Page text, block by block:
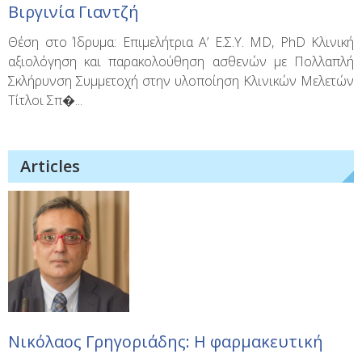
Βιργινία Γιαντζή
Θέση στο Ίδρυμα: Επιμελήτρια Α’ Ε.Σ.Υ. MD, PhD Kλινική
αξιολόγηση και παρακολούθηση ασθενών με Πολλαπλή
Σκλήρυνση Συμμετοχή στην υλοποίηση Κλινικών Μελετών
Τίτλοι Σπ�...
Articles
Νικόλαος Γρηγοριάδης: Η φαρμακευτική